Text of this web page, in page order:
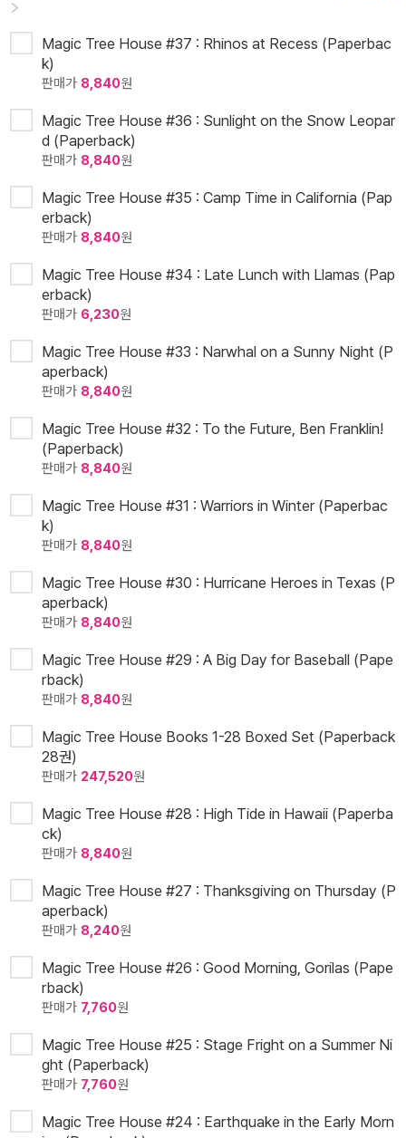
Magic Tree House #37 : Rhinos at Recess (Paperbac
k)
판매가 8,840원
Magic Tree House #36 : Sunlight on the Snow Leopar
d (Paperback)
판매가 8,840원
Magic Tree House #35 : Camp Time in California (Pap
erback)
판매가 8,840원
Magic Tree House #34 : Late Lunch with Llamas (Pap
erback)
판매가 6,230원
Magic Tree House #33 : Narwhal on a Sunny Night (P
aperback)
판매가 8,840원
Magic Tree House #32 : To the Future, Ben Franklin!
(Paperback)
판매가 8,840원
Magic Tree House #31 : Warriors in Winter (Paperbac
k)
판매가 8,840원
Magic Tree House #30 : Hurricane Heroes in Texas (P
aperback)
판매가 8,840원
Magic Tree House #29 : A Big Day for Baseball (Pape
rback)
판매가 8,840원
Magic Tree House Books 1-28 Boxed Set (Paperback
28권)
판매가 247,520원
Magic Tree House #28 : High Tide in Hawaii (Paperba
ck)
판매가 8,840원
Magic Tree House #27 : Thanksgiving on Thursday (P
aperback)
판매가 8,240원
Magic Tree House #26 : Good Morning, Gorilas (Pape
rback)
판매가 7,760원
Magic Tree House #25 : Stage Fright on a Summer Ni
ght (Paperback)
판매가 7,760원
Magic Tree House #24 : Earthquake in the Early Morn